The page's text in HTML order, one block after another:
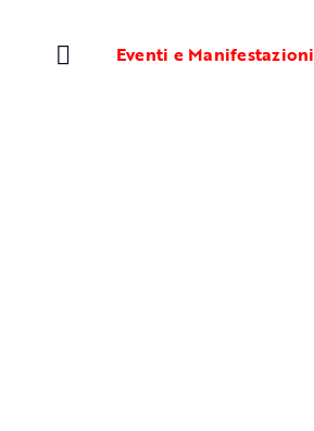
contenuto
Eventi e Manifestazioni